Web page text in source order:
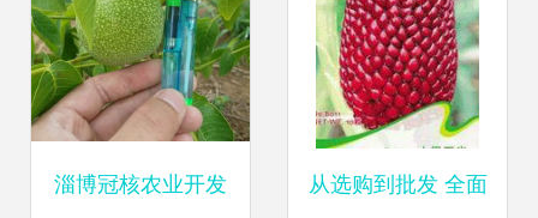
淄博冠核农业开发 从选购到批发 全面